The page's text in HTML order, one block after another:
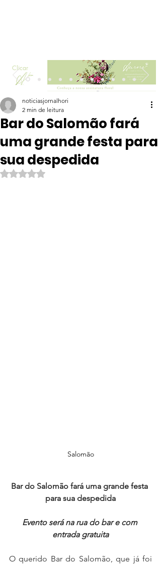
Clicar
Bar do Salomão fará
uma grande festa para
sua despedida
noticiasjornalhori
2 min de leitura
Avaliado com NaN de 5 estrelas.
Salomão
Bar do Salomão fará uma grande festa
para sua despedida
Evento será na rua do bar e com
entrada gratuita
O querido Bar do Salomão, que já foi